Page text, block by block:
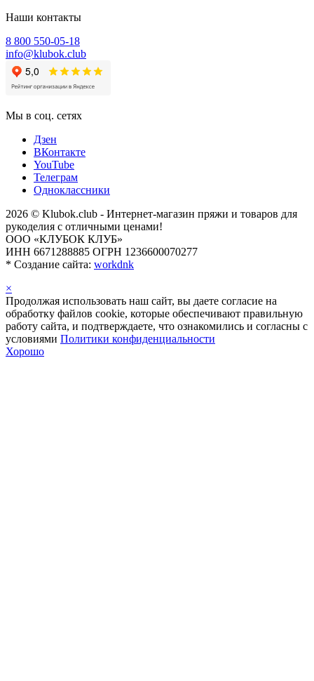
Наши контакты
8 800 550-05-18
info@klubok.club
Мы в соц. сетях
Дзен
ВКонтакте
YouTube
Телеграм
Одноклассники
2026 © Klubok.club - Интернет-магазин пряжи и товаров для
рукоделия с отличными ценами!
ООО «КЛУБОК КЛУБ»
ИНН 6671288885 ОГРН 1236600070277
* Создание сайта: workdnk
×
Продолжая использовать наш сайт, вы даете согласие на
обработку файлов cookie, которые обеспечивают правильную
работу сайта, и подтверждаете, что ознакомились и согласны с
условиями Политики конфиденциальности
Хорошо